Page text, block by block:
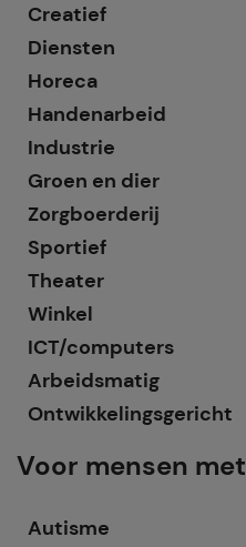
Creatief
Diensten
Horeca
Handenarbeid
Industrie
Groen en dier
Zorgboerderij
Sportief
Theater
Winkel
ICT/computers
Arbeidsmatig
Ontwikkelingsgericht
Voor mensen met
Autisme